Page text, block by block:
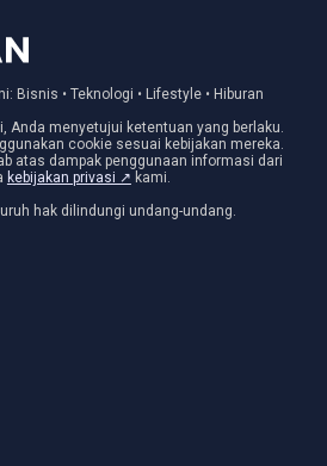
Bisnis • Teknologi • Lifestyle • Hiburan
Anda menyetujui ketentuan yang berlaku.
cookie sesuai kebijakan mereka.
atas dampak penggunaan informasi dari
kebijakan privasi ↗ kami.
hak dilindungi undang-undang.